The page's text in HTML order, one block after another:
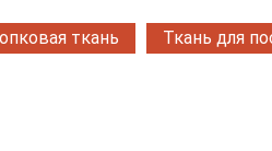
ткань Ткань для